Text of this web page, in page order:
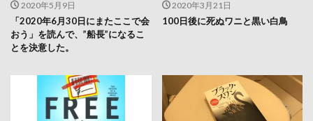
2020年5月9日
「2020年6月30日にまたここで会
おう」を読んで、”船長”になるこ
とを決意した。
2020年3月21日
100日後に死ぬワニと黒い白鳥